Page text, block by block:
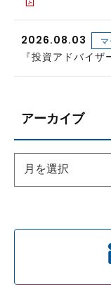
2026.08.03
『投資アドバイザ
アーカイブ